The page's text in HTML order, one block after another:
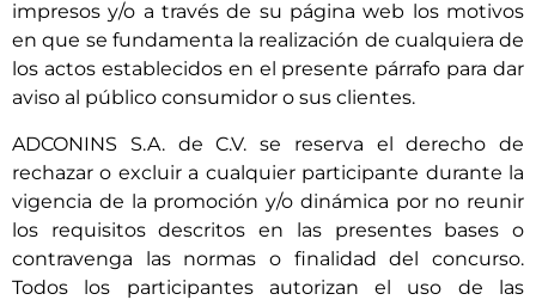
impresos y/o a través de su página web los motivos
en que se fundamenta la realización de cualquiera de
los actos establecidos en el presente párrafo para dar
aviso al público consumidor o sus clientes.
ADCONINS S.A. de C.V. se reserva el derecho de
rechazar o excluir a cualquier participante durante la
vigencia de la promoción y/o dinámica por no reunir
los requisitos descritos en las presentes bases o
contravenga las normas o finalidad del concurso.
Todos los participantes autorizan el uso de las